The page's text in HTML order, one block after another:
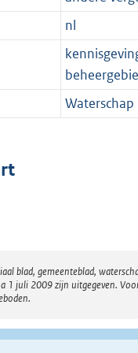
nl
Waterschap
blad, gemeenteblad,
juli 2009 zijn uitgegeven.